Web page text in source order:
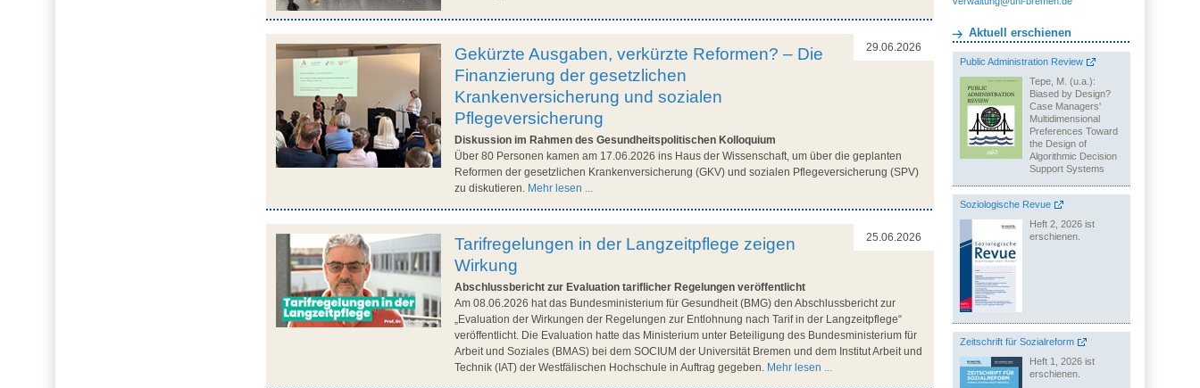
29.06.2026
Gekürzte Ausgaben, verkürzte Reformen? – Die
Finanzierung der gesetzlichen
Krankenversicherung und sozialen
Pflegeversicherung
Diskussion im Rahmen des Gesundheitspolitischen Kolloquium
Über 80 Personen kamen am 17.06.2026 ins Haus der Wissenschaft, um über die geplanten
Reformen der gesetzlichen Krankenversicherung (GKV) und sozialen Pflegeversicherung (SPV)
zu diskutieren. Mehr lesen ...
25.06.2026
Tarifregelungen in der Langzeitpflege zeigen
Wirkung
Abschlussbericht zur Evaluation tariflicher Regelungen veröffentlicht
Am 08.06.2026 hat das Bundesministerium für Gesundheit (BMG) den Abschlussbericht zur
„Evaluation der Wirkungen der Regelungen zur Entlohnung nach Tarif in der Langzeitpflege“
veröffentlicht. Die Evaluation hatte das Ministerium unter Beteiligung des Bundesministerium für
Arbeit und Soziales (BMAS) bei dem SOCIUM der Universität Bremen und dem Institut Arbeit und
Technik (IAT) der Westfälischen Hochschule in Auftrag gegeben. Mehr lesen ...
Aktuell erschienen
Public Administration Review
Tepe, M. (u.a.):
Biased by Design?
Case Managers'
Multidimensional
Preferences Toward
the Design of
Algorithmic Decision
Support Systems
Soziologische Revue
Heft 2, 2026 ist
erschienen.
Zeitschrift für Sozialreform
Heft 1, 2026 ist
erschienen.